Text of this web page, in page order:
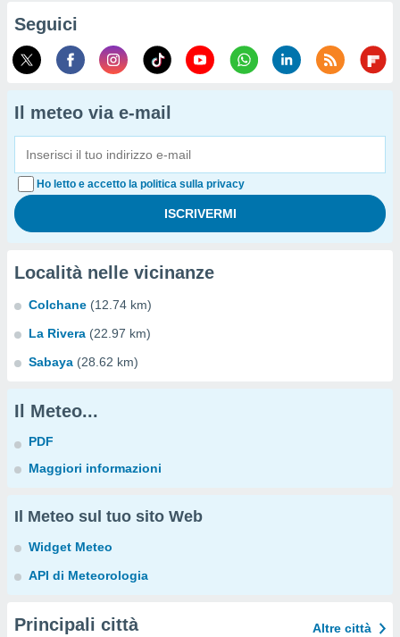
Seguici
Il meteo via e-mail
Ho letto e accetto la politica sulla privacy
Località nelle vicinanze
Colchane (12.74 km)
La Rivera (22.97 km)
Sabaya (28.62 km)
Il Meteo...
PDF
Maggiori informazioni
Il Meteo sul tuo sito Web
Widget Meteo
API di Meteorologia
Principali città Altre città